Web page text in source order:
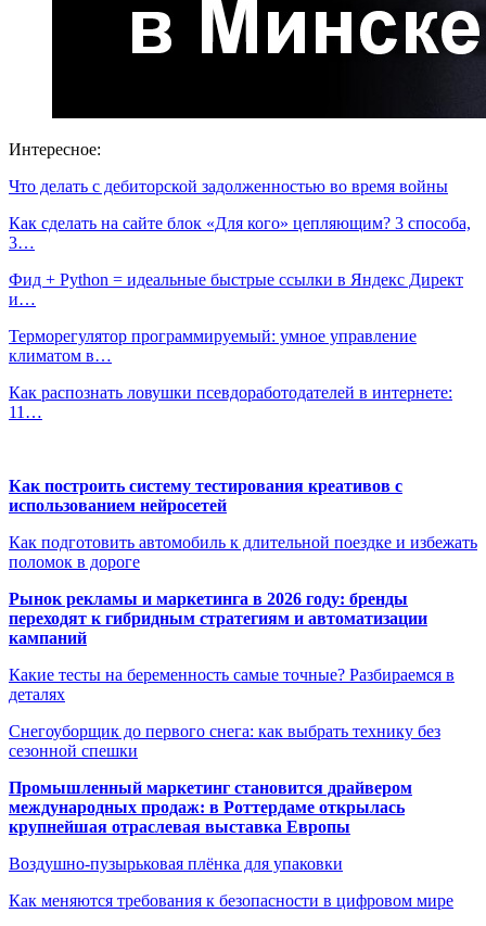
Интересное:
Что делать с дебиторской задолженностью во время войны
Как сделать на сайте блок «Для кого» цепляющим? 3 способа,
3…
Фид + Python = идеальные быстрые ссылки в Яндекс Директ
и…
Терморегулятор программируемый: умное управление
климатом в…
Как распознать ловушки псевдоработодателей в интернете:
11…
Как построить систему тестирования креативов с
использованием нейросетей
Как подготовить автомобиль к длительной поездке и избежать
поломок в дороге
Рынок рекламы и маркетинга в 2026 году: бренды
переходят к гибридным стратегиям и автоматизации
кампаний
Какие тесты на беременность самые точные? Разбираемся в
деталях
Снегоуборщик до первого снега: как выбрать технику без
сезонной спешки
Промышленный маркетинг становится драйвером
международных продаж: в Роттердаме открылась
крупнейшая отраслевая выставка Европы
Воздушно-пузырьковая плёнка для упаковки
Как меняются требования к безопасности в цифровом мире